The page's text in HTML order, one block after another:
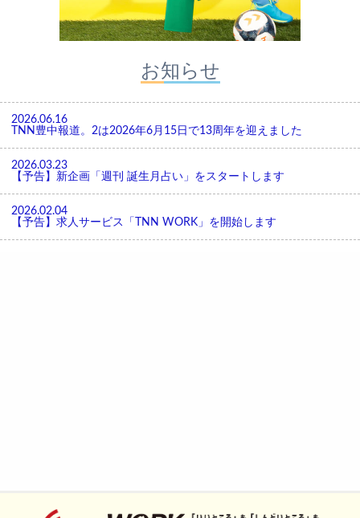
お知らせ
2026.06.16
TNN豊中報道。2は2026年6月15日で13周年を迎えました
2026.03.23
【予告】新企画「週刊 誕生月占い」をスタートします
2026.02.04
【予告】求人サービス「TNN WORK」を開始します